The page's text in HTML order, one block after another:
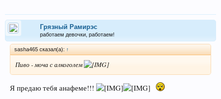
Грязный Рамирэс
работаем девочки, работаем!
sasha465 сказал(а): ↑
Пиво - моча с алкоголем
Я предаю тебя анафеме!!!